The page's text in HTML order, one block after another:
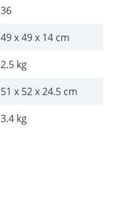
36
49 x 49 x 14 cm
2.5 kg
51 x 52 x 24.5 cm
3.4 kg